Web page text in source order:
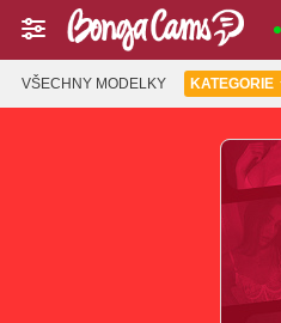
VŠECHNY MODELKY KATEGORIE